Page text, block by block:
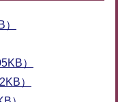
）
）